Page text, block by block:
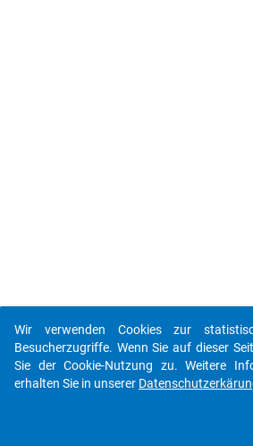
Kennen Sie Publikationen, die auf Basis
Datenpakete entstanden sind? Dann
bitte mit...
Wir verwenden Cookies zur
Besucherzugriffe. Wenn Sie auf dieser
Sie der Cookie-Nutzung zu. Weitere
erhalten Sie in unserer